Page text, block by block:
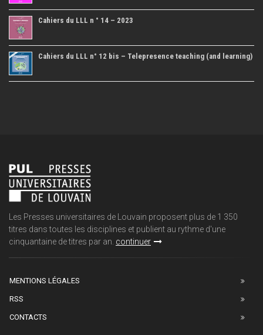
Cahiers du LLL n ° 14 – 2023
Cahiers du LLL n° 12 bis – Telepresence teaching (and learning)
Les Presses universitaires de Louvain proposent plus de 1 350
titres dans toutes les disciplines et publient au rythme d'une
cinquantaine de titres par an. continuer
MENTIONS LÉGALES
RSS
CONTACTS